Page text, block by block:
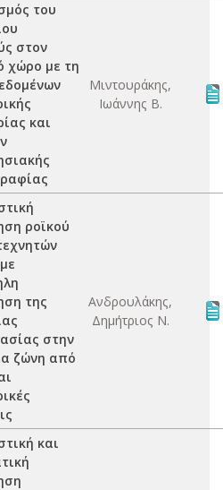
του
στον
χώρο με τη
και
Μιντουράκης,
Ιωάννης Β.
ροϊκού
της
στην
ζώνη από
Ανδρουλάκης,
Δημήτριος Ν.
και